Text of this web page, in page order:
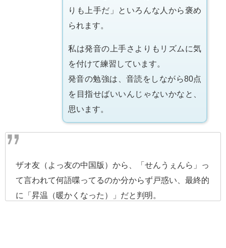
りも上手だ」といろんな人から褒め
られます。
私は発音の上手さよりもリズムに気
を付けて練習しています。
発音の勉強は、音読をしながら80点
を目指せばいいんじゃないかなと、
思います。
ザオ友（よっ友の中国版）から、「せんうぇんら」っ
て言われて何語喋ってるのか分からず戸惑い、最終的
に「昇温（暖かくなった）」だと判明。